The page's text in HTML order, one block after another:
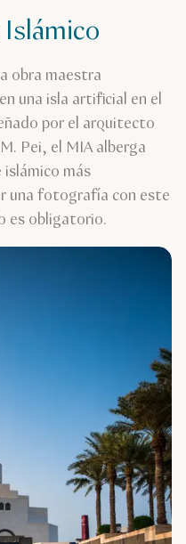
obra maestra
una isla artificial en el
por el arquitecto
Pei, el MIA alberga
islámico más
una fotografía con este
es obligatorio.